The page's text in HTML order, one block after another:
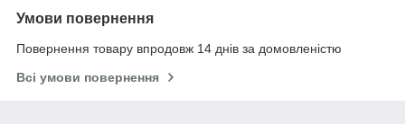
Умови повернення
Повернення товару впродовж 14 днів за домовленістю
Всі умови повернення